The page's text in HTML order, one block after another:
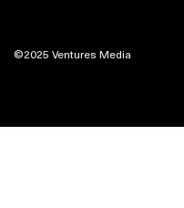
©2025 Ventures Media